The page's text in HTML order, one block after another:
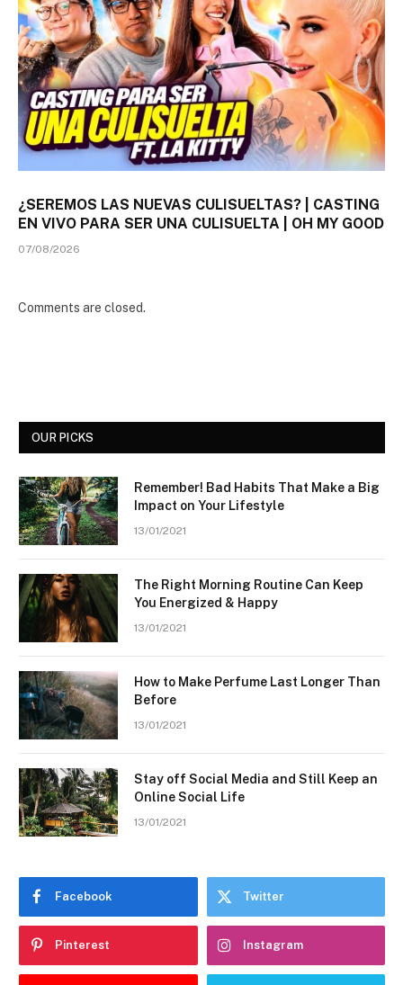
¿SEREMOS LAS NUEVAS CULISUELTAS? | CASTING
EN VIVO PARA SER UNA CULISUELTA | OH MY GOOD
07/08/2026
Comments are closed.
OUR PICKS
Remember! Bad Habits That Make a Big
Impact on Your Lifestyle
13/01/2021
The Right Morning Routine Can Keep
You Energized & Happy
13/01/2021
How to Make Perfume Last Longer Than
Before
13/01/2021
Stay off Social Media and Still Keep an
Online Social Life
13/01/2021
Facebook Twitter
Pinterest Instagram